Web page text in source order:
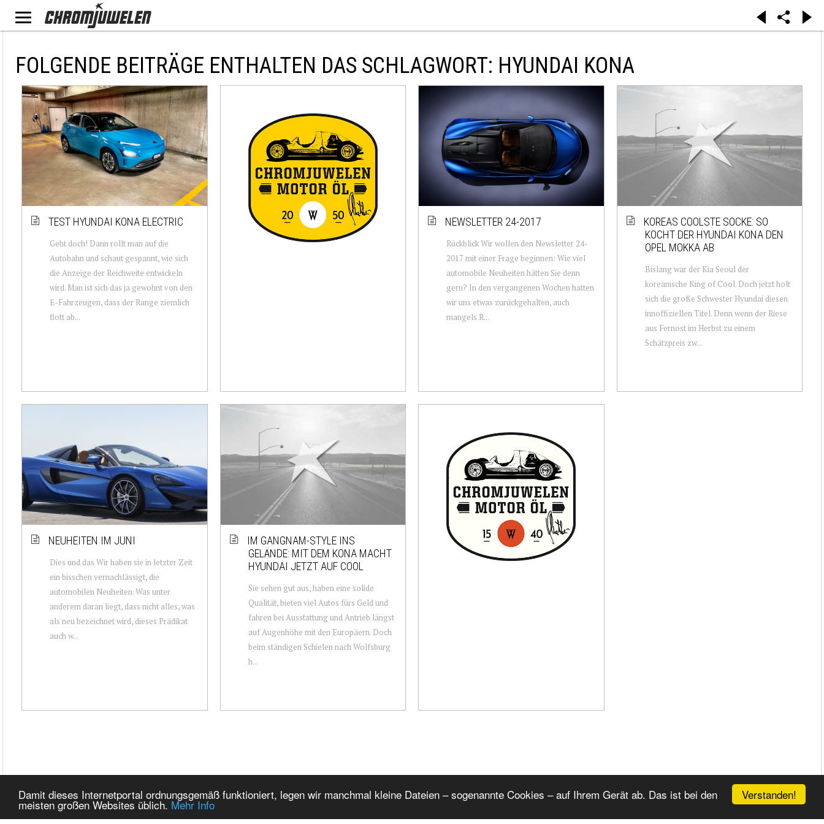
Verstanden!
Damit dieses Internetportal ordnungsgemäß funktioniert, legen wir manchmal kleine Dateien – sogenannte Cookies – auf Ihrem Gerät ab. Das ist bei den
meisten großen Websites üblich. Mehr Info
FOLGENDE BEITRÄGE ENTHALTEN DAS SCHLAGWORT: HYUNDAI KONA
TEST HYUNDAI KONA ELECTRIC
Geht doch! Dann rollt man auf die
Autobahn und schaut gespannt, wie sich
die Anzeige der Reichweite entwickeln
wird. Man ist sich das ja gewohnt von den
E-Fahrzeugen, dass der Range ziemlich
flott ab...
NEWSLETTER 24-2017
Rückblick Wir wollen den Newsletter 24-
2017 mit einer Frage beginnen: Wie viel
automobile Neuheiten hätten Sie denn
gern? In den vergangenen Wochen hatten
wir uns etwas zurückgehalten, auch
mangels R...
KOREAS COOLSTE SOCKE: SO
KOCHT DER HYUNDAI KONA DEN
OPEL MOKKA AB
Bislang war der Kia Seoul der
koreanische King of Cool. Doch jetzt holt
sich die große Schwester Hyundai diesen
innoffiziellen Titel. Denn wenn der Riese
aus Fernost im Herbst zu einem
Schätzpreis zw...
NEUHEITEN IM JUNI
Dies und das Wir haben sie in letzter Zeit
ein bisschen vernachlässigt, die
automobilen Neuheiten. Was unter
anderem daran liegt, dass nicht alles, was
als neu bezeichnet wird, dieses Prädikat
auch w...
IM GANGNAM-STYLE INS
GELÄNDE: MIT DEM KONA MACHT
HYUNDAI JETZT AUF COOL
Sie sehen gut aus, haben eine solide
Qualität, bieten viel Autos fürs Geld und
fahren bei Ausstattung und Antrieb längst
auf Augenhöhe mit den Europäern. Doch
beim ständigen Schielen nach Wolfsburg
h...